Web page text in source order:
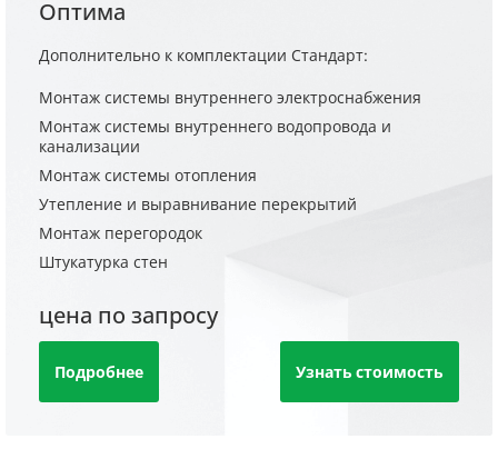
Оптима
Дополнительно к комплектации Стандарт:
Монтаж системы внутреннего электроснабжения
Монтаж системы внутреннего водопровода и
канализации
Монтаж системы отопления
Утепление и выравнивание перекрытий
Монтаж перегородок
Штукатурка стен
цена по запросу
Подробнее Узнать стоимость